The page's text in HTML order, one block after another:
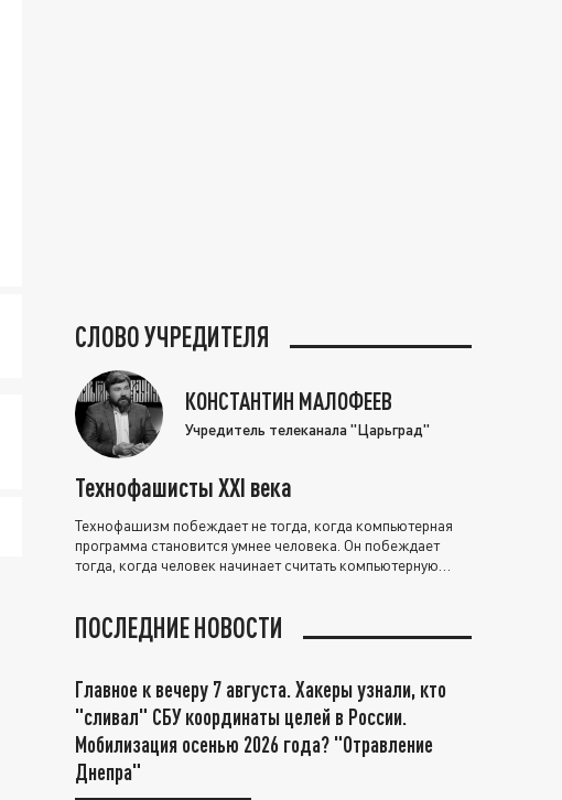
СЛОВО УЧРЕДИТЕЛЯ
КОНСТАНТИН МАЛОФЕЕВ
Учредитель телеканала "Царьград"
Технофашисты XXI века
Технофашизм побеждает не тогда, когда компьютерная
программа становится умнее человека. Он побеждает
тогда, когда человек начинает считать компьютерную
ПОСЛЕДНИЕ НОВОСТИ
Главное к вечеру 7 августа. Хакеры узнали, кто
"сливал" СБУ координаты целей в России.
Мобилизация осенью 2026 года? "Отравление
Днепра"